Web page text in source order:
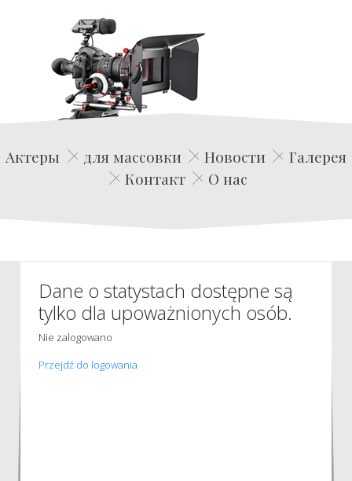
Edwin Film Agencja Aktorska
Актеры для массовки Новости
Галерея
Контакт
О нас
Dane o statystach dostępne są
tylko dla upoważnionych osób.
Nie zalogowano
Przejdź do logowania